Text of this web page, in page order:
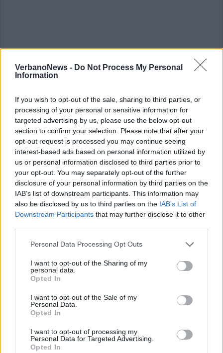
VerbanoNews - Do Not Process My Personal
Information
If you wish to opt-out of the sale, sharing to third parties, or
processing of your personal or sensitive information for
targeted advertising by us, please use the below opt-out
section to confirm your selection. Please note that after your
opt-out request is processed you may continue seeing
interest-based ads based on personal information utilized by
us or personal information disclosed to third parties prior to
your opt-out. You may separately opt-out of the further
disclosure of your personal information by third parties on the
IAB’s list of downstream participants. This information may
also be disclosed by us to third parties on the IAB’s List of
Downstream Participants that may further disclose it to other
Personal Data Processing Opt Outs
I want to opt-out of the Sharing of my
personal data.
Opted In
I want to opt-out of the Sale of my
Personal Data.
Opted In
I want to opt-out of processing my
Personal Data for Targeted Advertising.
Opted In
ALTRE NOTIZIE DI GEMONIO